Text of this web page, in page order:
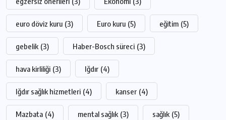
euro döviz kuru (3) Euro kuru (5) eğitim (5)
gebelik (3) Haber-Bosch süreci (3)
hava kirliliği (3) Iğdır (4)
Iğdır sağlık hizmetleri (4) kanser (4)
Mazbata (4) mental sağlık (3) sağlık (5)